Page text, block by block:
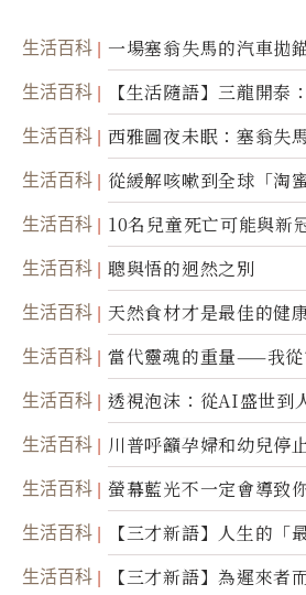
生活百科 一場塞翁失馬的汽車拋
生活百科
【生活隨語】三龍開泰
撼
生活百科 西雅圖夜未眠：塞翁失
生活百科
從緩解咳嗽到全球「淘
康產業前沿商品
生活百科 10名兒童死亡可能與新
生活百科 聰與悟的迥然之別
生活百科 天然食材才是最佳的健
生活百科
當代靈魂的重量——我
省思
生活百科
透視泡沫：從AI盛世到
瞬」
生活百科
川普呼籲孕婦和幼兒停
諾
生活百科 螢幕藍光不一定會導致
生活百科
【三才新語】人生的「
光，帶你滑向自己
生活百科 【三才新語】為遲來者